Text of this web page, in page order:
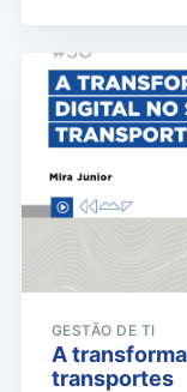
GESTÃO DE TI
A
transportes